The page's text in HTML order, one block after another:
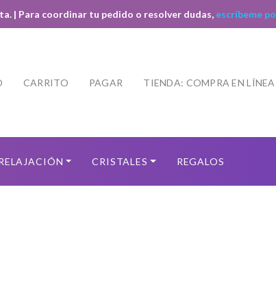
| Para coordinar tu pedido o resolver dudas, escríbeme
CARRITO PAGAR TIENDA: COMPRA EN LÍNEA
CRISTALES REGALOS